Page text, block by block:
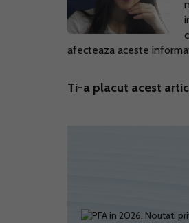
afecteaza aceste
Ti-a placut acest